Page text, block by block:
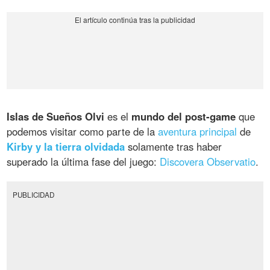
Islas de Sueños Olvi es el mundo del post-game que
podemos visitar como parte de laaventura principal de
Kirby y la tierra olvidada solamente tras haber
superado la última fase del juego: Discovera Observatio.
PUBLICIDAD